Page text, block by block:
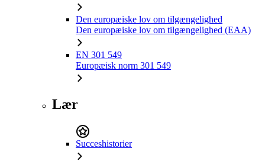
Den europæiske lov om tilgængelighed
Den europæiske lov om tilgængelighed (EAA)
EN 301 549
Europæisk norm 301 549
Lær
Succeshistorier